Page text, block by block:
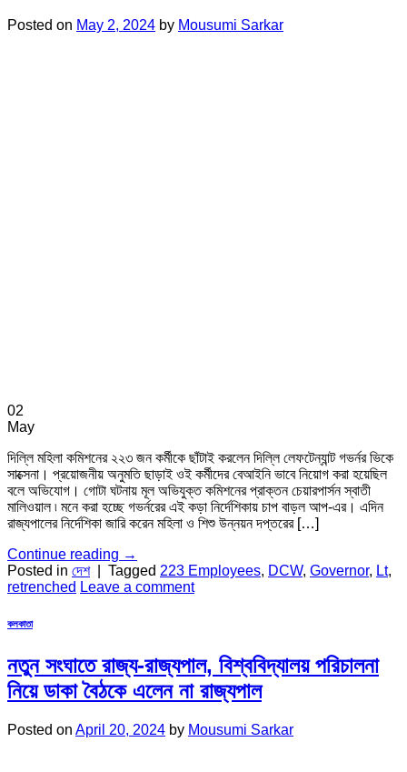
Posted on May 2, 2024 by Mousumi Sarkar
02
May
দিল্লি মহিলা কমিশনের ২২৩ জন কর্মীকে ছাঁটাই করলেন দিল্লি লেফটেন্যান্ট গভর্নর ভিকে
সাক্সেনা। প্রয়োজনীয় অনুমতি ছাড়াই ওই কর্মীদের বেআইনি ভাবে নিয়োগ করা হয়েছিল
বলে অভিযোগ। গোটা ঘটনায় মূল অভিযুক্ত কমিশনের প্রাক্তন চেয়ারপার্সন স্বাতী
মালিওয়াল ৷ মনে করা হচ্ছে গভর্নরের এই কড়া নির্দেশিকায় চাপ বাড়ল আপ-এর। এদিন
রাজ্যপালের নির্দেশিকা জারি করেন মহিলা ও শিশু উন্নয়ন দপ্তরের […]
Continue reading →
Posted in দেশ Tagged 223 Employees, DCW, Governor, Lt,
retrenched Leave a comment
কলকাতা
নতুন সংঘাতে রাজ্য-রাজ্যপাল, বিশ্ববিদ্যালয় পরিচালনা
নিয়ে ডাকা বৈঠকে এলেন না রাজ্যপাল
Posted on April 20, 2024 by Mousumi Sarkar